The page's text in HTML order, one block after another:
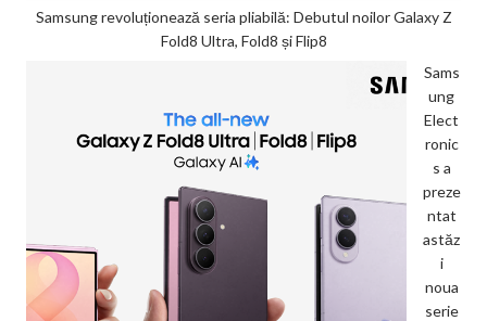
Samsung revoluționează seria pliabilă: Debutul noilor Galaxy Z
Fold8 Ultra, Fold8 și Flip8
Sams
ung
Elect
ronic
s a
preze
ntat
astăz
i
noua
serie